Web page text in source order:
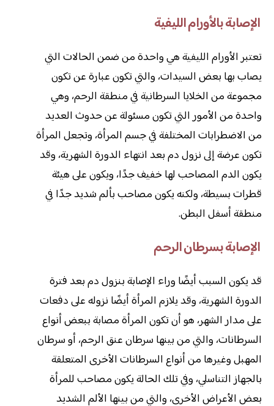
الإصابة بالأورام الليفية
تعتبر الأورام الليفية هي واحدة من ضمن الحالات التي
يصاب بها بعض السيدات، والتي تكون عبارة عن تكون
مجموعة من الخلايا السرطانية في منطقة الرحم، وهي
واحدة من الأمور التي تكون مسئولة عن حدوث العديد
من الاضطرابات المختلفة في جسم المرأة، وتجعل المرأة
تكون عرضة إلى نزول دم بعد انتهاء الدورة الشهرية، وقد
يكون الدم المصاحب لها خفيف جدًا، ويكون على هيئة
قطرات بسيطة، ولكنه يكون مصاحب بألم شديد جدًا في
منطقة أسفل البطن.
الإصابة بسرطان الرحم
قد يكون السبب أيضًا وراء الإصابة بنزول دم بعد فترة
الدورة الشهرية، وقد يلازم المرأة أيضًا نزوله على دفعات
على مدار الشهر، هو أن تكون المرأة مصابة ببعض أنواع
السرطانات، والتي من بينها سرطان عنق الرحم، أو سرطان
المهبل وغيرها من أنواع السرطانات الأخرى المتعلقة
بالجهاز التناسلي، وفي تلك الحالة يكون مصاحب للمرأة
بعض الأعراض الأخرى، والتي من بينها الألم الشديد